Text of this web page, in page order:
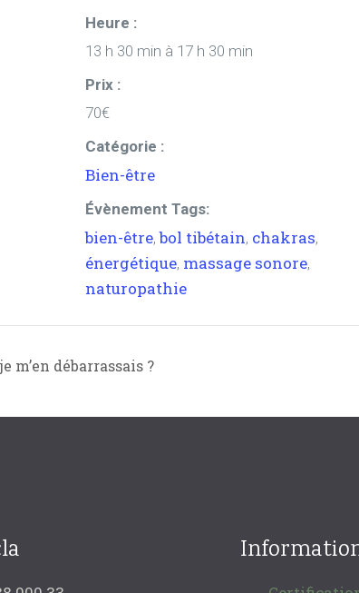
Heure :
13 h 30 min à 17 h 30 min
Prix :
70€
Catégorie :
Bien-être
Évènement Tags:
bien-être,bol tibétain, chakras,
énergétique, massage sonore,
naturopathie
m’en débarrassais ?